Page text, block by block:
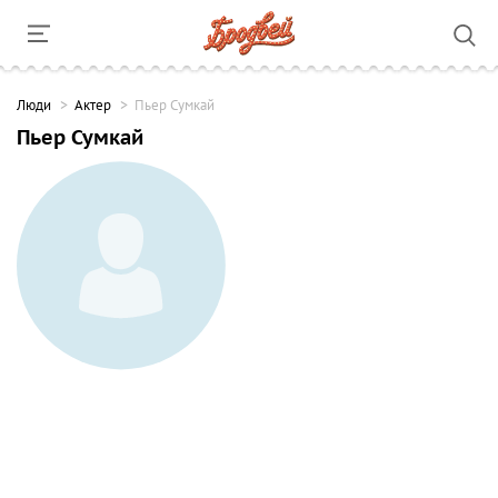
Люди Актер Пьер Сумкай
Пьер Сумкай